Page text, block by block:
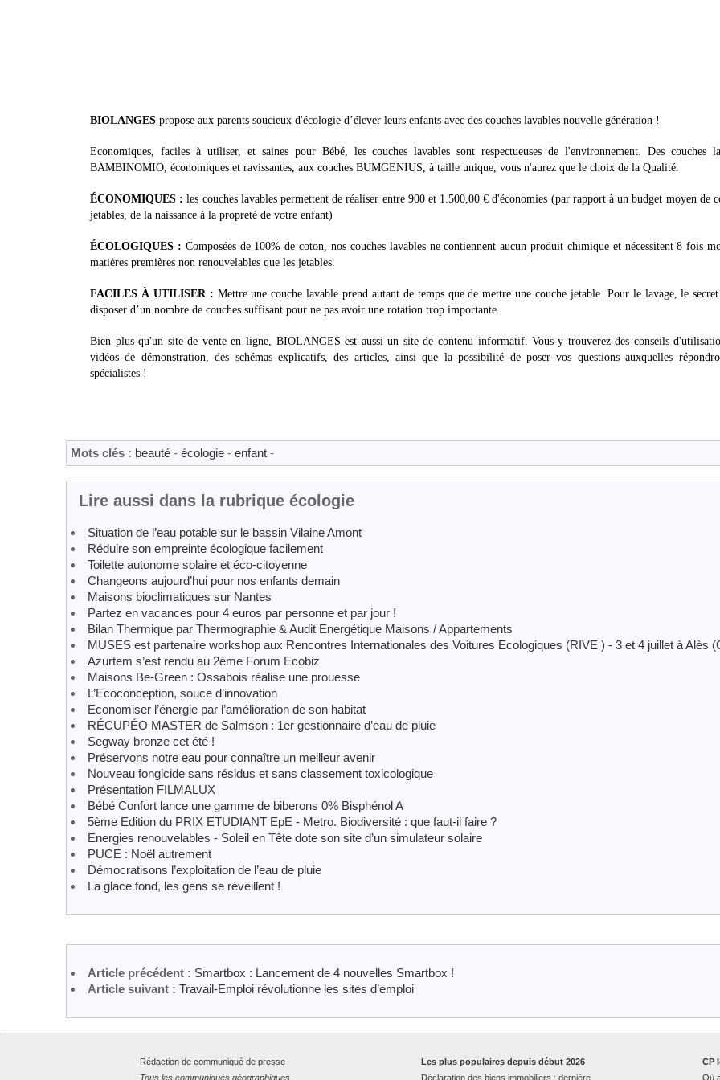
BIOLANGES propose aux parents soucieux d'écologie d’élever leurs enfants avec des couches lavables nouvelle génération !
Economiques, faciles à utiliser, et saines pour Bébé, les couches lavables sont respectueuses de l'environnement. Des couches
BAMBINOMIO, économiques et ravissantes, aux couches BUMGENIUS, à taille unique, vous n'aurez que le choix de la Qualité.
ÉCONOMIQUES : les couches lavables permettent de réaliser entre 900 et 1.500,00 € d'économies (par rapport à un budget moyen de
jetables, de la naissance à la propreté de votre enfant)
ÉCOLOGIQUES : Composées de 100% de coton, nos couches lavables ne contiennent aucun produit chimique et nécessitent 8 fois
matières premières non renouvelables que les jetables.
FACILES À UTILISER : Mettre une couche lavable prend autant de temps que de mettre une couche jetable. Pour le lavage, le
disposer d’un nombre de couches suffisant pour ne pas avoir une rotation trop importante.
Bien plus qu'un site de vente en ligne, BIOLANGES est aussi un site de contenu informatif. Vous-y trouverez des conseils
vidéos de démonstration, des schémas explicatifs, des articles, ainsi que la possibilité de poser vos questions auxquelles
spécialistes !
Mots clés : beauté - écologie - enfant -
Lire aussi dans la rubrique écologie
Situation de l’eau potable sur le bassin Vilaine Amont
Réduire son empreinte écologique facilement
Toilette autonome solaire et éco-citoyenne
Changeons aujourd’hui pour nos enfants demain
Maisons bioclimatiques sur Nantes
Partez en vacances pour 4 euros par personne et par jour !
Bilan Thermique par Thermographie & Audit Energétique Maisons / Appartements
MUSES est partenaire workshop aux Rencontres Internationales des Voitures Ecologiques (RIVE ) - 3 et 4 juillet à Alès
Azurtem s’est rendu au 2ème Forum Ecobiz
Maisons Be-Green : Ossabois réalise une prouesse
L’Ecoconception, souce d’innovation
Economiser l’énergie par l’amélioration de son habitat
RÉCUPÉO MASTER de Salmson : 1er gestionnaire d’eau de pluie
Segway bronze cet été !
Préservons notre eau pour connaître un meilleur avenir
Nouveau fongicide sans résidus et sans classement toxicologique
Présentation FILMALUX
Bébé Confort lance une gamme de biberons 0% Bisphénol A
5ème Edition du PRIX ETUDIANT EpE - Metro. Biodiversité : que faut-il faire ?
Energies renouvelables - Soleil en Tête dote son site d’un simulateur solaire
PUCE : Noël autrement
Démocratisons l’exploitation de l’eau de pluie
La glace fond, les gens se réveillent !
Article précédent : Smartbox : Lancement de 4 nouvelles Smartbox !
Article suivant : Travail-Emploi révolutionne les sites d’emploi
Rédaction de communiqué de presse
Tous les communiqués géographiques
CP
Où
Les plus populaires depuis début 2026
Déclaration des biens immobiliers : dernière